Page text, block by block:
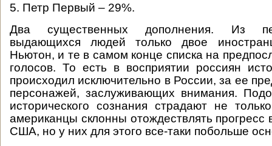
5. Петр Первый – 29%.
Два существенных дополнения. Из
выдающихся людей только двое
Ньютон, и те в самом конце списка на
голосов. То есть в восприятии россиян
происходил исключительно в России, за ее
персонажей, заслуживающих внимания.
исторического сознания страдают не
американцы склонны отождествлять прогресс
США, но у них для этого все-таки побольше